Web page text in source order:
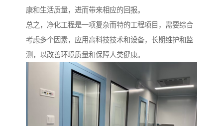
康和生活质量，进而带来相应的回报。
总之，净化工程是一项复杂而特的工程项目，需要综合
考虑多个因素，应用高科技技术和设备，长期维护和监
测，以改善环境质量和保障人类健康。